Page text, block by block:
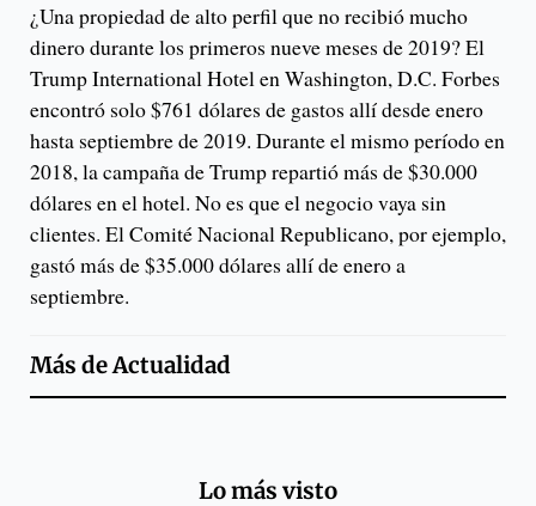
¿Una propiedad de alto perfil que no recibió mucho
dinero durante los primeros nueve meses de 2019? El
Trump International Hotel en Washington, D.C. Forbes
encontró solo $761 dólares de gastos allí desde enero
hasta septiembre de 2019. Durante el mismo período en
2018, la campaña de Trump repartió más de $30.000
dólares en el hotel. No es que el negocio vaya sin
clientes. El Comité Nacional Republicano, por ejemplo,
gastó más de $35.000 dólares allí de enero a
septiembre.
Más deActualidad
Lo más visto